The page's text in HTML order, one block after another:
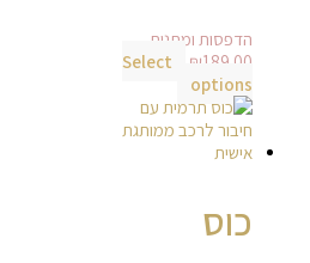
הדפסות ומתנות
₪189.00
Select
options
כוס